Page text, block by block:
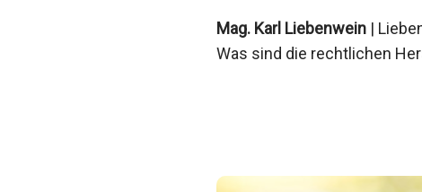
Mag. Karl Liebenwein|
Was sind die rechtlichen